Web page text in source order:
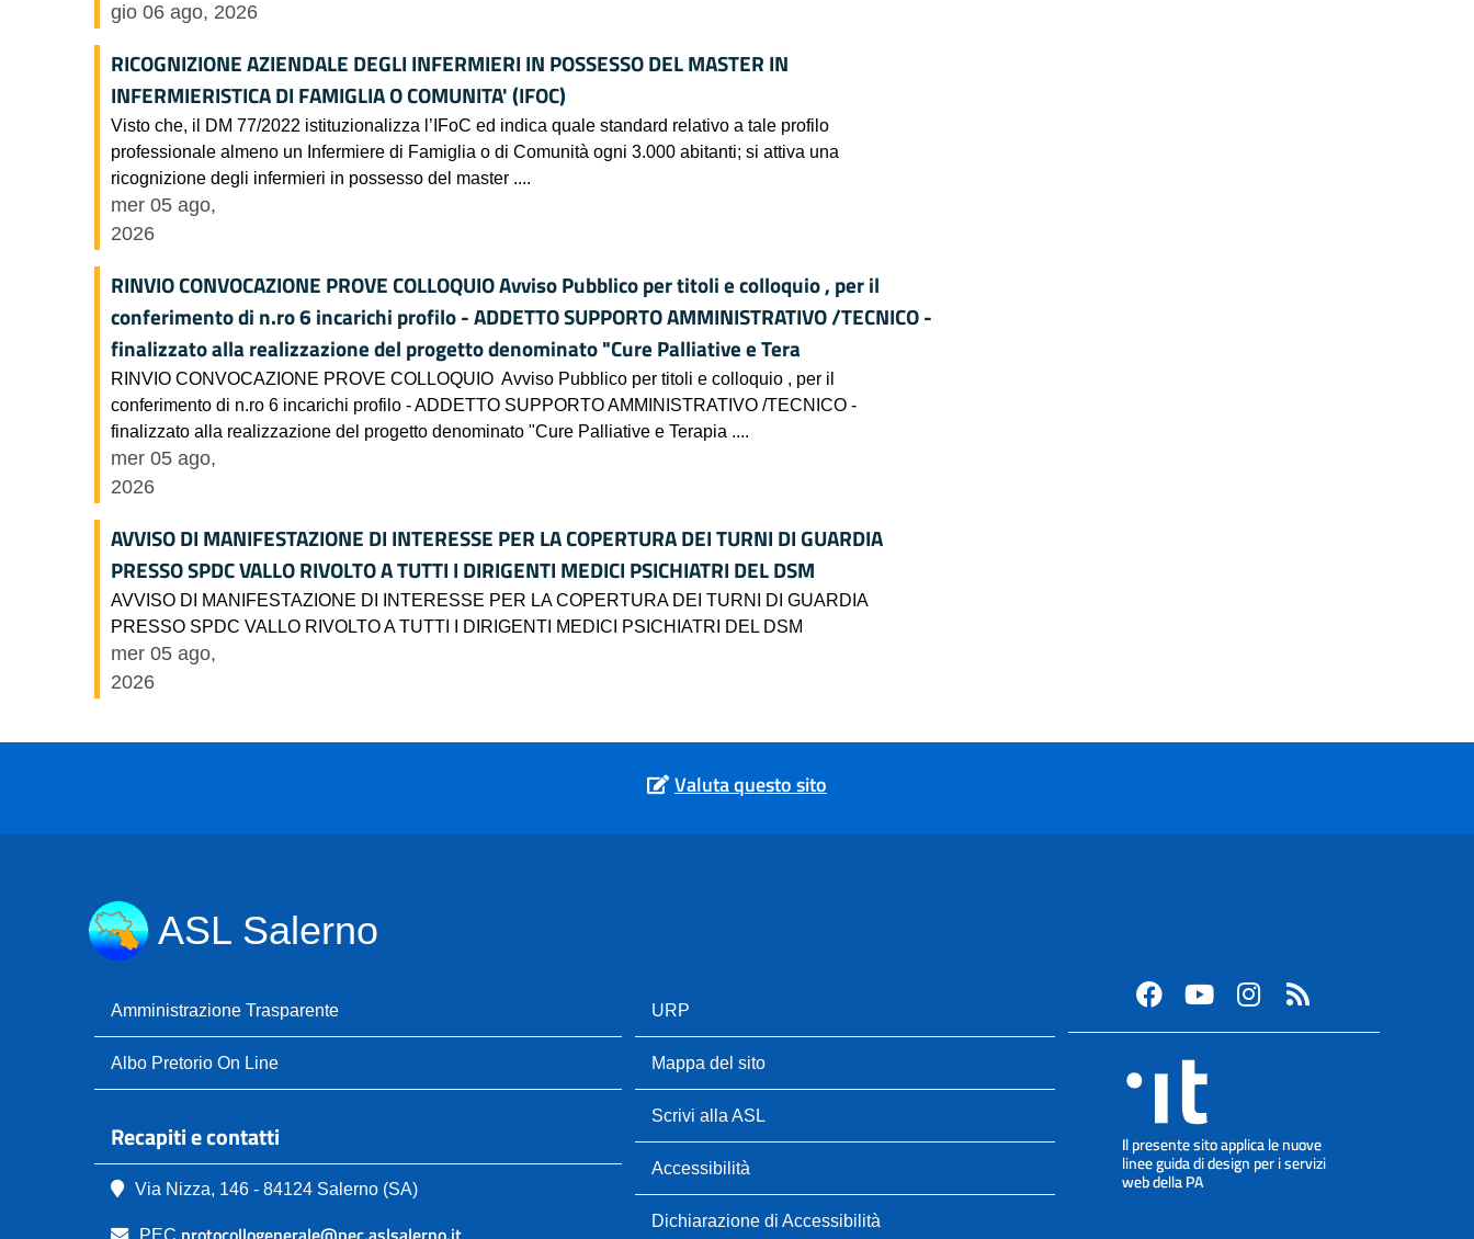
gio 06 ago, 2026
RICOGNIZIONE AZIENDALE DEGLI INFERMIERI IN POSSESSO DEL MASTER IN
INFERMIERISTICA DI FAMIGLIA O COMUNITA' (IFOC)
Visto che, il DM 77/2022 istituzionalizza l’IFoC ed indica quale standard relativo a tale profilo
professionale almeno un Infermiere di Famiglia o di Comunità ogni 3.000 abitanti; si attiva una
ricognizione degli infermieri in possesso del master ....
mer 05 ago,
2026
RINVIO CONVOCAZIONE PROVE COLLOQUIO Avviso Pubblico per titoli e colloquio , per il
conferimento di n.ro 6 incarichi profilo - ADDETTO SUPPORTO AMMINISTRATIVO /TECNICO -
finalizzato alla realizzazione del progetto denominato "Cure Palliative e Tera
RINVIO CONVOCAZIONE PROVE COLLOQUIO Avviso Pubblico per titoli e colloquio , per il
conferimento di n.ro 6 incarichi profilo - ADDETTO SUPPORTO AMMINISTRATIVO /TECNICO -
finalizzato alla realizzazione del progetto denominato "Cure Palliative e Terapia ....
mer 05 ago,
2026
AVVISO DI MANIFESTAZIONE DI INTERESSE PER LA COPERTURA DEI TURNI DI GUARDIA
PRESSO SPDC VALLO RIVOLTO A TUTTI I DIRIGENTI MEDICI PSICHIATRI DEL DSM
AVVISO DI MANIFESTAZIONE DI INTERESSE PER LA COPERTURA DEI TURNI DI GUARDIA
PRESSO SPDC VALLO RIVOLTO A TUTTI I DIRIGENTI MEDICI PSICHIATRI DEL DSM
mer 05 ago,
2026
Valuta questo sito
ASL Salerno
Amministrazione Trasparente
Albo Pretorio On Line
Recapiti e contatti
Via Nizza, 146 - 84124 Salerno (SA)
PEC
URP
Mappa del sito
Scrivi alla ASL
Accessibilità
Dichiarazione di Accessibilità